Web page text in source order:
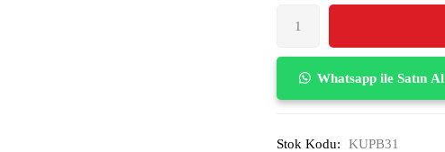
Whatsapp ile Satın Al
Stok Kodu: KUPB31